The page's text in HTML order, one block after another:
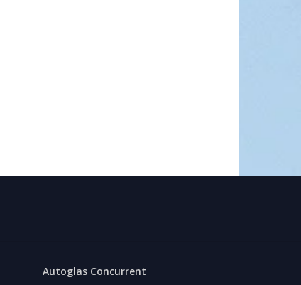
Autoglas Concurrent